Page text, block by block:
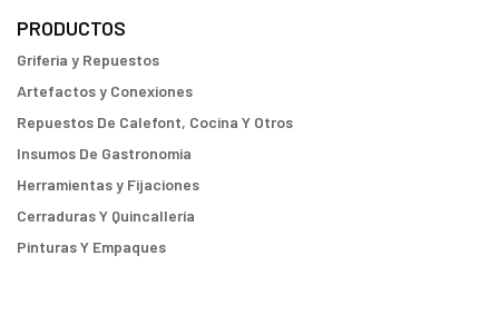
PRODUCTOS
Griferia y Repuestos
Artefactos y Conexiones
Repuestos De Calefont, Cocina Y Otros
Insumos De Gastronomia
Herramientas y Fijaciones
Cerraduras Y Quincallería
Pinturas Y Empaques